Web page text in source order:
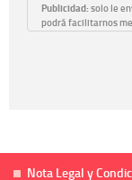
Publicidad:solo le
podrá facilitarnos
previo, que podrá
Derechos:tiene
corregirla y
Nota Legal y